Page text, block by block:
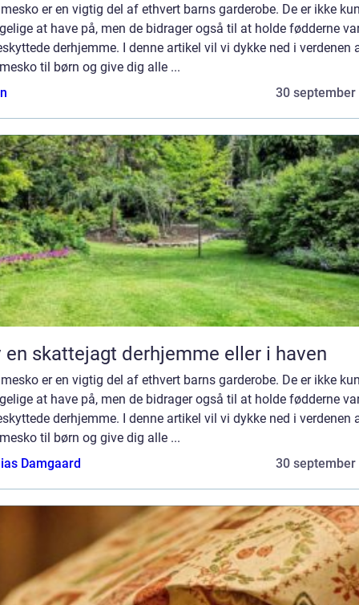
er en vigtig del af ethvert barns garderobe. De er ikke
at have på, men de bidrager også til at holde fødderne
derhjemme. I denne artikel vil vi dykke ned i verdenen
til børn og give dig alle ...
30 september
en skattejagt derhjemme eller i haven
er en vigtig del af ethvert barns garderobe. De er ikke
at have på, men de bidrager også til at holde fødderne
derhjemme. I denne artikel vil vi dykke ned i verdenen
til børn og give dig alle ...
Damgaard
30 september